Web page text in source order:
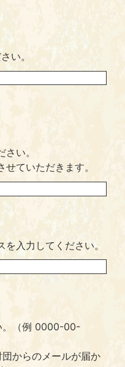
い。
い。
ていただきます。
入力してください。
。（例 0000-00-
からのメールが届か